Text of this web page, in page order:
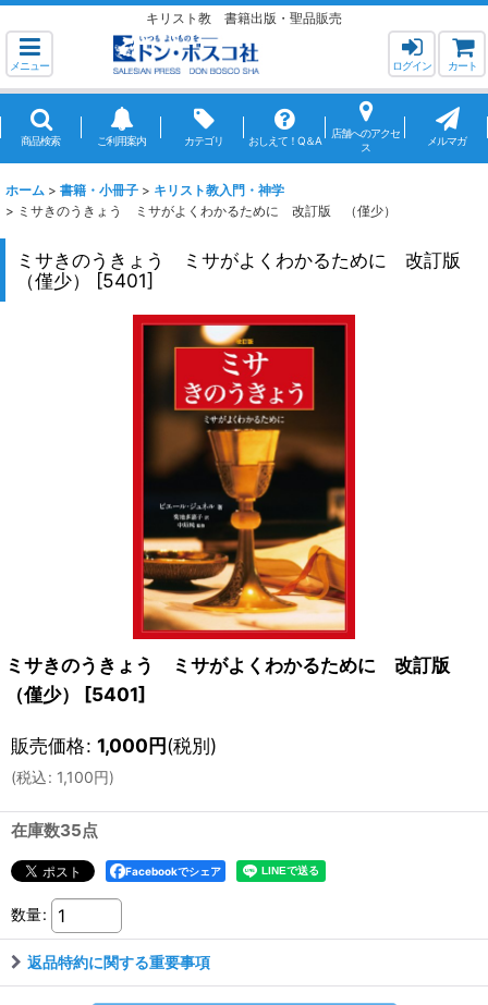
キリスト教 書籍出版・聖品販売
メニュー ログイン カート
商品検索 ご利用案内 カテゴリ おしえて！Q＆A
店舗へのアクセ
ス
メルマガ
ホーム > 書籍・小冊子 > キリスト教入門・神学
> ミサきのうきょう ミサがよくわかるために 改訂版 （僅少）
ミサきのうきょう ミサがよくわかるために 改訂版
（僅少）
[5401]
ミサきのうきょう ミサがよくわかるために 改訂版
（僅少）
[5401]
販売価格: 1,000円(税別)
(税込: 1,100円)
在庫数35点
Facebookでシェア
数量:
返品特約に関する重要事項